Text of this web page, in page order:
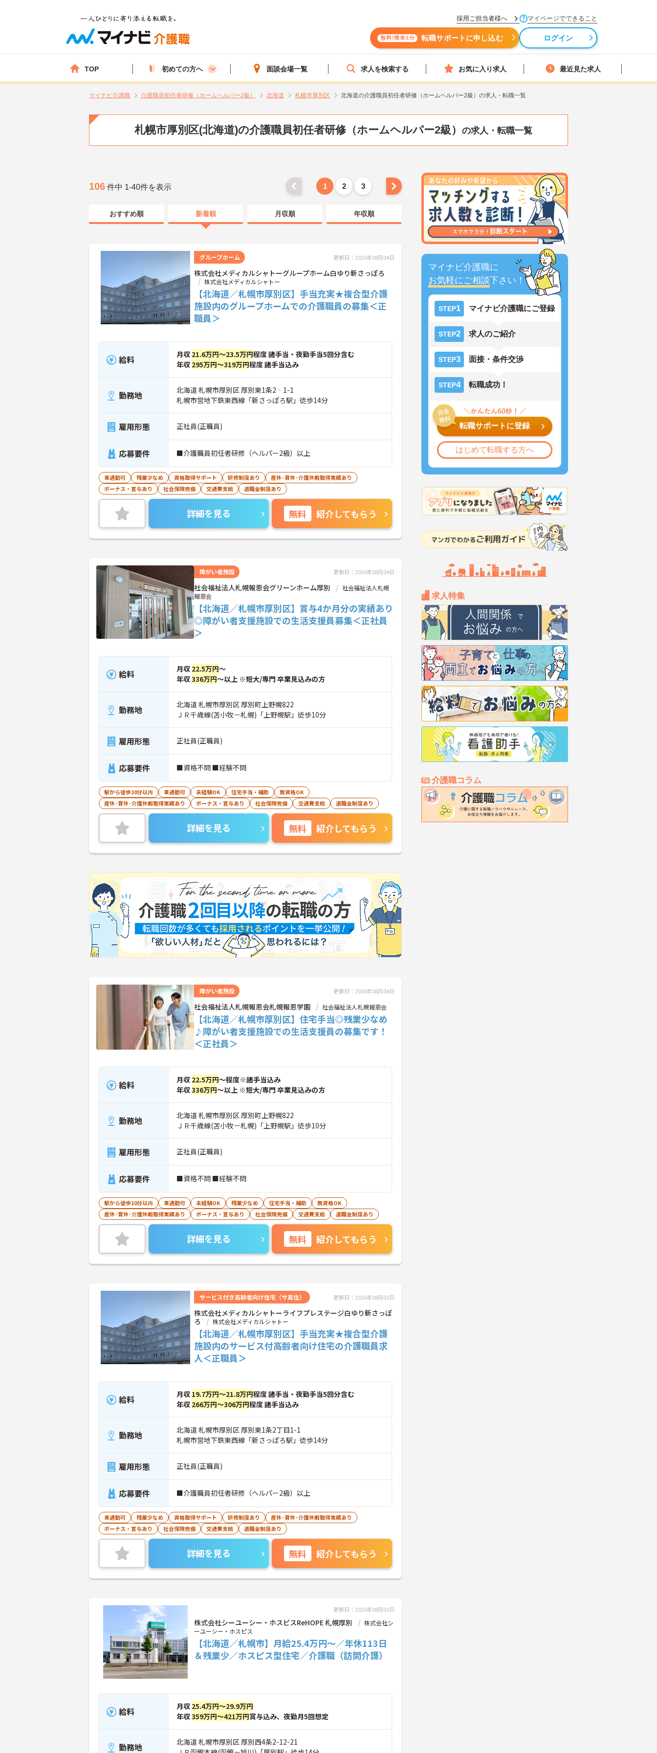
採用ご担当者様へ マイページでできること
無料!簡単1分 転職サポートに申し込む ログイン
TOP 初めての方へ 面談会場一覧 求人を検索する お気に入り求人 最近見た求人
マイナビ介護職 介護職員初任者研修（ホームヘルパー2級） 北海道 札幌市厚別区 北海道の介護職員初任者研修（ホームヘルパー2級）の求人・転職一覧
札幌市厚別区(北海道)の介護職員初任者研修（ホームヘルパー2級） の求人・転職一覧
マイナビ介護職に
お気軽にご相談下さい！
STEP1 マイナビ介護職にご登録
STEP2 求人のご紹介
STEP3 面接・条件交渉
STEP4 転職成功！
転職サポートに登録
はじめて転職する方へ
求人特集
介護職コラム
106 件中 1-40件を表示 1 2 3
おすすめ順 新着順 月収順 年収順
グループホーム 更新日：2026年08月04日
株式会社メディカルシャトーグループホーム白ゆり新さっぽろ
株式会社メディカルシャトー
【北海道／札幌市厚別区】手当充実★複合型介護
施設内のグループホームでの介護職員の募集＜正
職員＞
給料 月収 21.6万円～23.5万円程度 諸手当・夜勤手当5回分含む
年収 295万円～319万円程度 諸手当込み
勤務地
北海道 札幌市厚別区 厚別東1条2‐1-1
札幌市営地下鉄東西線「新さっぽろ駅」徒歩14分
雇用形態 正社員(正職員)
応募要件 ■介護職員初任者研修（ヘルパー2級）以上
車通勤可 残業少なめ 資格取得サポート 研修制度あり
産休･育休･介護休暇取得実績あり
ボーナス・賞与あり
社会保険完備 交通費支給 退職金制度あり
詳細を見る 無料 紹介してもらう
障がい者施設 更新日：2026年08月04日
社会福祉法人札幌報恩会グリーンホーム厚別
社会福祉法人札幌
報恩会
【北海道／札幌市厚別区】賞与4か月分の実績あり
◎障がい者支援施設での生活支援員募集＜正社員
＞
給料 月収 22.5万円～
年収336万円～以上 ※短大/専門 卒業見込みの方
勤務地
北海道 札幌市厚別区 厚別町上野幌822
ＪＲ千歳線(苫小牧－札幌)「上野幌駅」徒歩10分
雇用形態 正社員(正職員)
応募要件 ■資格不問 ■経験不問
駅から徒歩10分以内 車通勤可 未経験OK 住宅手当・補助
無資格OK
産休･育休･介護休暇取得実績あり
ボーナス・賞与あり 社会保険完備 交通費支給 退職金制度あり
詳細を見る 無料 紹介してもらう
障がい者施設 更新日：2026年08月04日
社会福祉法人札幌報恩会札幌報恩学園 社会福祉法人札幌報恩会
【北海道／札幌市厚別区】住宅手当◎残業少なめ
♪障がい者支援施設での生活支援員の募集です！
＜正社員＞
給料 月収 22.5万円～程度※諸手当込み
年収336万円～以上 ※短大/専門 卒業見込みの方
勤務地
北海道 札幌市厚別区 厚別町上野幌822
ＪＲ千歳線(苫小牧－札幌)「上野幌駅」徒歩10分
雇用形態 正社員(正職員)
応募要件 ■資格不問 ■経験不問
駅から徒歩10分以内 車通勤可 未経験OK 残業少なめ 住宅手当・補助
無資格OK
産休･育休･介護休暇取得実績あり
ボーナス・賞与あり 社会保険完備 交通費支給 退職金制度あり
詳細を見る 無料 紹介してもらう
サービス付き高齢者向け住宅（サ高住） 更新日：2026年08月03日
株式会社メディカルシャトーライフプレステージ白ゆり新さっぽ
ろ
株式会社メディカルシャトー
【北海道／札幌市厚別区】手当充実★複合型介護
施設内のサービス付高齢者向け住宅の介護職員求
人＜正職員＞
給料 月収 19.7万円～21.8万円程度 諸手当・夜勤手当5回分含む
年収 266万円～306万円程度 諸手当込み
勤務地
北海道 札幌市厚別区 厚別東1条2丁目1-1
札幌市営地下鉄東西線「新さっぽろ駅」徒歩14分
雇用形態 正社員(正職員)
応募要件 ■介護職員初任者研修（ヘルパー2級）以上
車通勤可 残業少なめ 資格取得サポート 研修制度あり
産休･育休･介護休暇取得実績あり
ボーナス・賞与あり
社会保険完備 交通費支給 退職金制度あり
詳細を見る 無料 紹介してもらう
更新日：2026年08月03日
株式会社シーユーシー・ホスピスReHOPE 札幌厚別
株式会社シ
ーユーシー・ホスピス
【北海道／札幌市】月給25.4万円～／年休113日
＆残業少／ホスピス型住宅／介護職（訪問介護）
給料 月収 25.4万円～29.9万円
年収359万円～421万円賞与込み、夜勤月5回想定
勤務地
北海道 札幌市厚別区 厚別西4条2-12-21